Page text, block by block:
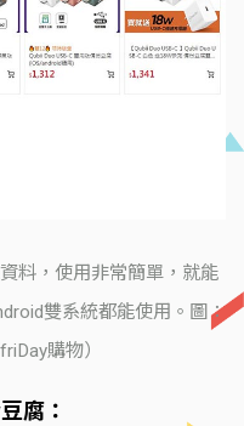
料，使用非常簡單，就能
雙系統都能使用。圖：
購物）
腐：